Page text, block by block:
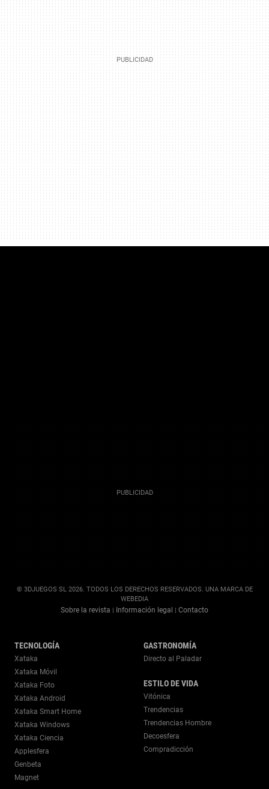
© 3DJUEGOS SL 2026. TODOS LOS DERECHOS RESERVADOS. UNA MARCA DE
WEBEDIA
Sobre la revista Información legal Contacto
TECNOLOGÍA
Xataka
Xataka Móvil
Xataka Foto
Xataka Android
Xataka Smart Home
Xataka Windows
Xataka Ciencia
Applesfera
Genbeta
Magnet
GASTRONOMÍA
Directo al Paladar
ESTILO DE VIDA
Vitónica
Trendencias
Trendencias Hombre
Decoesfera
Compradicción